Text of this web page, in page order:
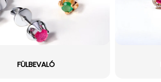
FÜLBEVALÓ